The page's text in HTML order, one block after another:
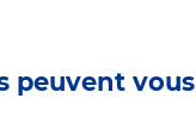
peuvent vous